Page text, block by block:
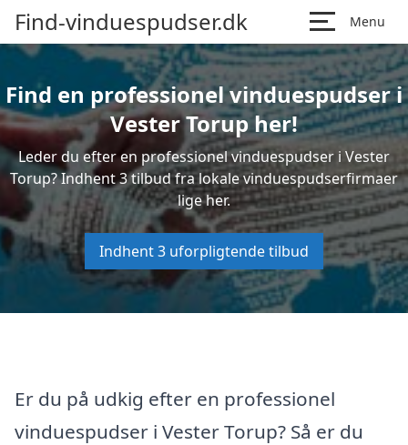
Find-vinduespudser.dk Menu
Find en professionel vinduespudser i
Vester Torup her!
Leder du efter en professionel vinduespudser i Vester
Torup? Indhent 3 tilbud fra lokale vinduespudserfirmaer
lige her.
Indhent 3 uforpligtende tilbud
Er du på udkig efter en professionel
vinduespudser i Vester Torup? Så er du